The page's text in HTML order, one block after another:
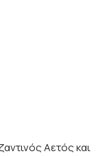
Αετός και